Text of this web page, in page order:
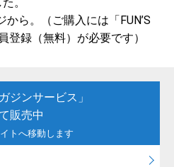
ら。（ご購入には「FUN’S
登録（無料）が必要です）
ジンサービス」
販売中
トへ移動します